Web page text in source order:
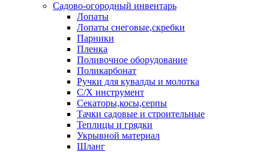
Садово-огородный инвентарь
Лопаты
Лопаты снеговые,скребки
Парники
Пленка
Поливочное оборудование
Поликарбонат
Ручки для кувалды и молотка
С/Х инструмент
Секаторы,косы,серпы
Тачки садовые и строительные
Теплицы и грядки
Укрывной материал
Шланг